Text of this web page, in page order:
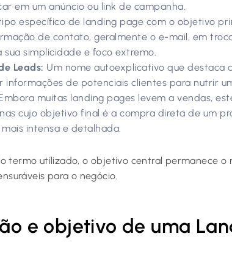
em um anúncio ou link de campanha.
específico de landing page com o objetivo
de contato, geralmente o e-mail, em
sua simplicidade e foco extremo.
Leads: Um nome autoexplicativo que destaca
informações de potenciais clientes para nutrir
muitas landing pages levem a vendas,
cujo objetivo final é a compra direta de um
intensa e detalhada.
termo utilizado, o objetivo central permanece o
para o negócio.
e objetivo de uma